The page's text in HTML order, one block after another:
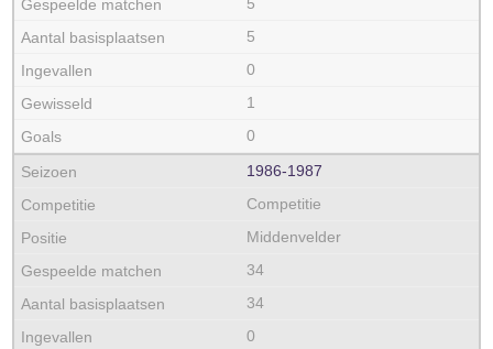
5
0
1
0
1986‑1987
Competitie
Middenvelder
34
34
0